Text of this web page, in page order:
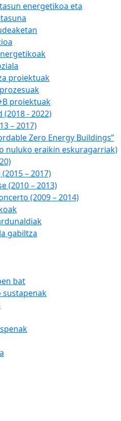
energetikoa eta
proiektuak
proiektuak
(2018 - 2022)
– 2017)
Zero Energy Buildings”
nuluko eraikin eskuragarriak)
– 2017)
(2010 – 2013)
(2009 – 2014)
gabiltza
bat
sustapenak